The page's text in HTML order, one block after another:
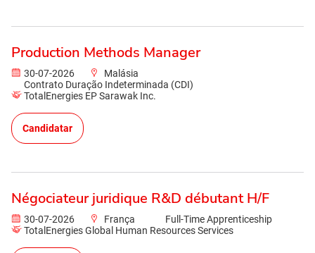
Production Methods Manager
30-07-2026
Malásia
Contrato Duração Indeterminada (CDI)
TotalEnergies EP Sarawak Inc.
Candidatar
Négociateur juridique R&D débutant H/F
30-07-2026 França
Full-Time Apprenticeship
TotalEnergies Global Human Resources Services